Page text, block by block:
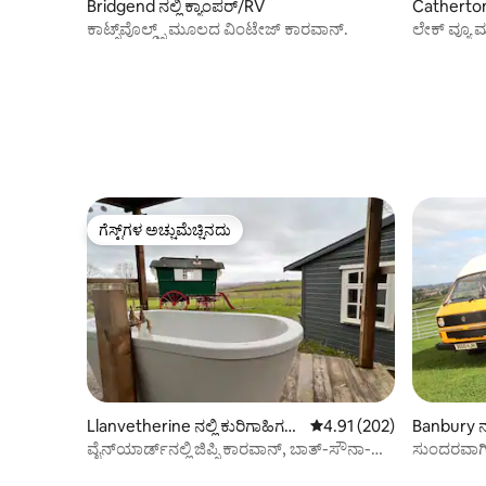
Bridgend ನಲ್ಲಿ ಕ್ಯಾಂಪರ್/RV
ಕಾಟ್ಸ್‌ವೊಲ್ಡ್ಸ್ ಮೂಲದ ವಿಂಟೇಜ್ ಕಾರವಾನ್.
ಲೇಕ್ ವ್ಯೂ
ಗೆಸ್ಟ್‌ಗಳ ಅಚ್ಚುಮೆಚ್ಚಿನದು
ಗೆಸ್ಟ್‌ಗಳ ಅಚ್ಚುಮೆಚ್ಚಿನದು
Llanvetherine ನಲ್ಲಿ ಕುರಿಗಾಹಿಗಳ
ಗುಡಿಸಲು
5 ರಲ್ಲಿ 4.91 ಸರಾಸರಿ
4.91 (202)
ವೈನ್‌ಯಾರ್ಡ್‌ನಲ್ಲಿ ಜಿಪ್ಸಿ ಕಾರವಾನ್, ಬಾತ್-ಸೌನಾ-
Banbury